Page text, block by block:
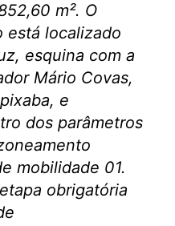
m². O
está localizado
esquina com a
Mário Covas,
e
dos parâmetros
mobilidade 01.
obrigatória